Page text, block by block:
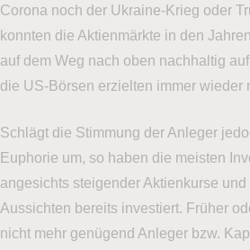
Corona noch der Ukraine-Krieg oder
konnten die Aktienmärkte in den
auf dem Weg nach oben nachhaltig
die US-Börsen erzielten immer wieder
Schlägt die Stimmung der Anleger
Euphorie um, so haben die meisten
angesichts steigender Aktienkurse
Aussichten bereits investiert. Früher
nicht mehr genügend Anleger bzw.